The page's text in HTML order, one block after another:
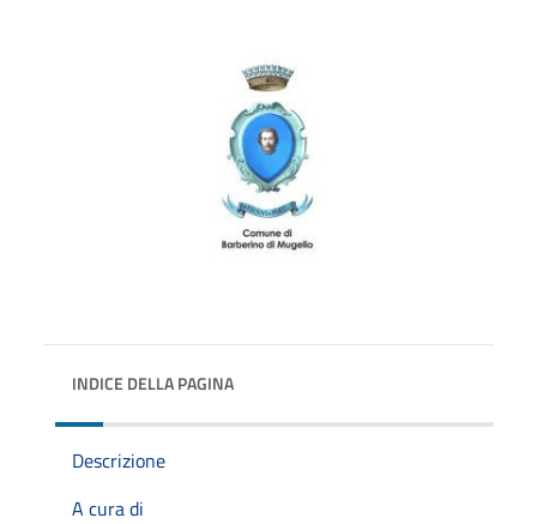
INDICE DELLA PAGINA
Descrizione
A cura di